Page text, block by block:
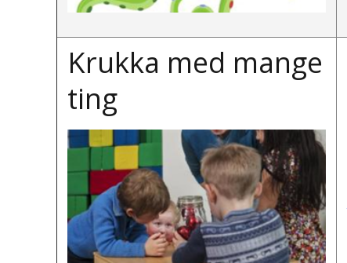
Krukka med mange
ting